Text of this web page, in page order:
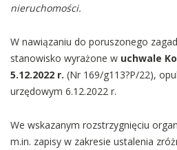
nieruchomości.
W nawiązaniu do poruszonego
stanowisko wyrażone w uchwale
5.12.2022 r. (Nr 169/g113?P/22),
urzędowym 6.12.2022 r.
We wskazanym rozstrzygnięciu
m.in. zapisy w zakresie ustalenia